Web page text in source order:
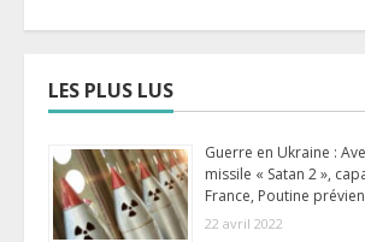
LES PLUS LUS
Guerre en Ukraine :
missile « Satan 2 »,
France, Poutine
22 avril 2022